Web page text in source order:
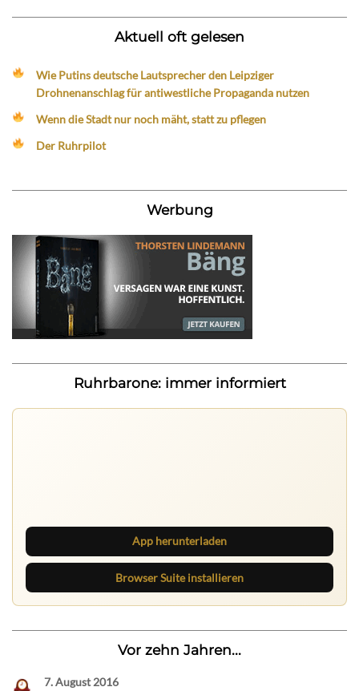
Aktuell oft gelesen
Wie Putins deutsche Lautsprecher den Leipziger
Drohnenanschlag für antiwestliche Propaganda nutzen
Wenn die Stadt nur noch mäht, statt zu pflegen
Der Ruhrpilot
Werbung
Ruhrbarone: immer informiert
App herunterladen
Browser Suite installieren
Vor zehn Jahren...
7. August 2016